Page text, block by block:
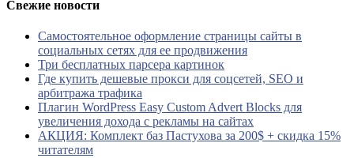
Свежие новости
Самостоятельное оформление страницы сайты в
социальных сетях для ее продвижения
Три бесплатных парсера картинок
Где купить дешевые прокси для соцсетей, SEO и
арбитража трафика
Плагин WordPress Easy Custom Advert Blocks для
увеличения дохода с рекламы на сайтах
АКЦИЯ: Комплект баз Пастухова за 200$ + скидка 15%
читателям